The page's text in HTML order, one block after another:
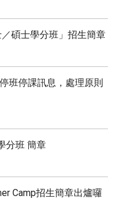
碩士學分班」招生簡章
班停課訊息，處理原則
分班 簡章
Camp招生簡章出爐囉